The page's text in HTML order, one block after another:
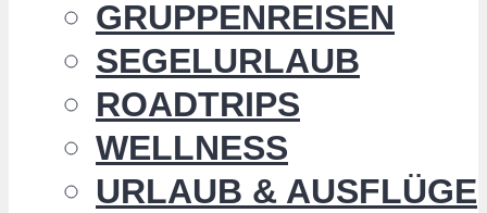
GRUPPENREISEN
SEGELURLAUB
ROADTRIPS
WELLNESS
URLAUB & AUSFLÜGE